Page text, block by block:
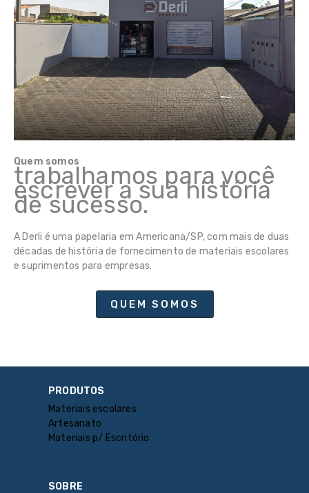
Quem somos
trabalhamos para você
escrever a sua história
de sucesso.
A Derli é uma papelaria em Americana/SP, com mais de duas
décadas de história de fornecimento de materiais escolares
e suprimentos para empresas.
QUEM SOMOS
PRODUTOS
Materiais escolares
Artesanato
Materiais p/ Escritório
SOBRE